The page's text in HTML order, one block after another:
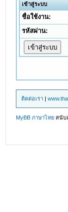
เข้าสู่ระบบ
ชื่อใช้งาน:
รหัสผ่าน:
ติดต่อเรา |
MyBB ภาษาไทย สนับ